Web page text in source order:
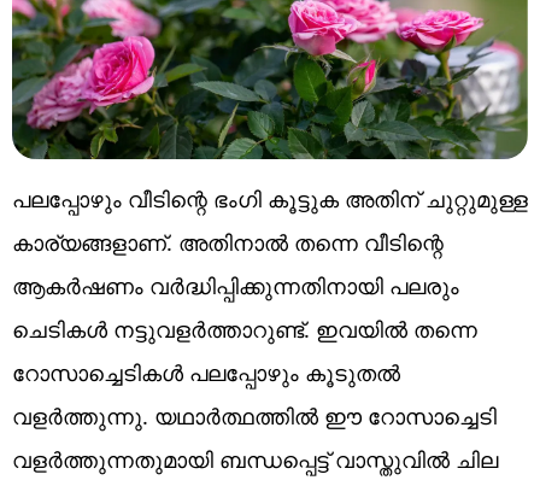
പലപ്പോഴും വീടിന്റെ ഭംഗി കൂട്ടുക അതിന് ചുറ്റുമുള്ള
കാര്യങ്ങളാണ്. അതിനാൽ തന്നെ വീടിന്റെ
ആകർഷണം വർദ്ധിപ്പിക്കുന്നതിനായി പലരും
ചെടികൾ നട്ടുവളർത്താറുണ്ട്. ഇവയിൽ തന്നെ
റോസാച്ചെടികൾ പലപ്പോഴും കൂടുതൽ
വളർത്തുന്നു. യഥാർത്ഥത്തിൽ ഈ റോസാച്ചെടി
വളർത്തുന്നതുമായി ബന്ധപ്പെട്ട് വാസ്തുവിൽ ചില